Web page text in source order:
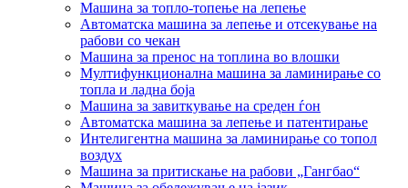
Машина за топло-топење на лепење
Автоматска машина за лепење и отсекување на
рабови со чекан
Машина за пренос на топлина во влошки
Мултифункционална машина за ламинирање со
топла и ладна боја
Машина за завиткување на среден ѓон
Автоматска машина за лепење и патентирање
Интелигентна машина за ламинирање со топол
воздух
Машина за притискање на рабови „Гангбао“